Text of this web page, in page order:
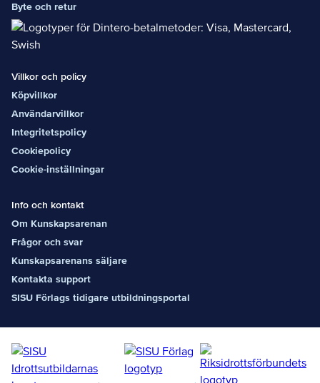
Byte och retur
Villkor och policy
Köpvillkor
Användarvillkor
Integritetspolicy
Cookiepolicy
Cookie-inställningar
Info och kontakt
Om Kunskapsarenan
Frågor och svar
Kunskapsarenans säljare
Kontakta support
SISU Förlags tidigare utbildningsportal